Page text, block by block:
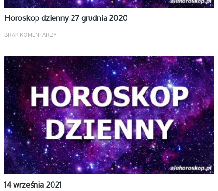
Horoskop dzienny 27 grudnia 2020
BRAK KOMENTARZY
DZIENNY
14 września 2021